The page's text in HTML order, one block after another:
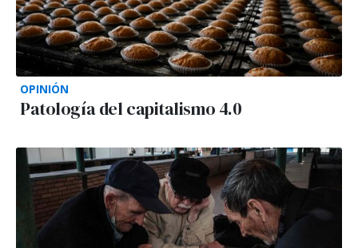
OPINIÓN
Patología del capitalismo 4.0